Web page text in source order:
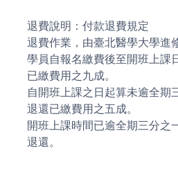
退費說明：付款退費規定
退費作業，由臺北醫學大學進
學員自報名繳費後至開班上課
已繳費用之九成。
自開班上課之日起算未逾全期
退還已繳費用之五成。
開班上課時間已逾全期三分之
退還。